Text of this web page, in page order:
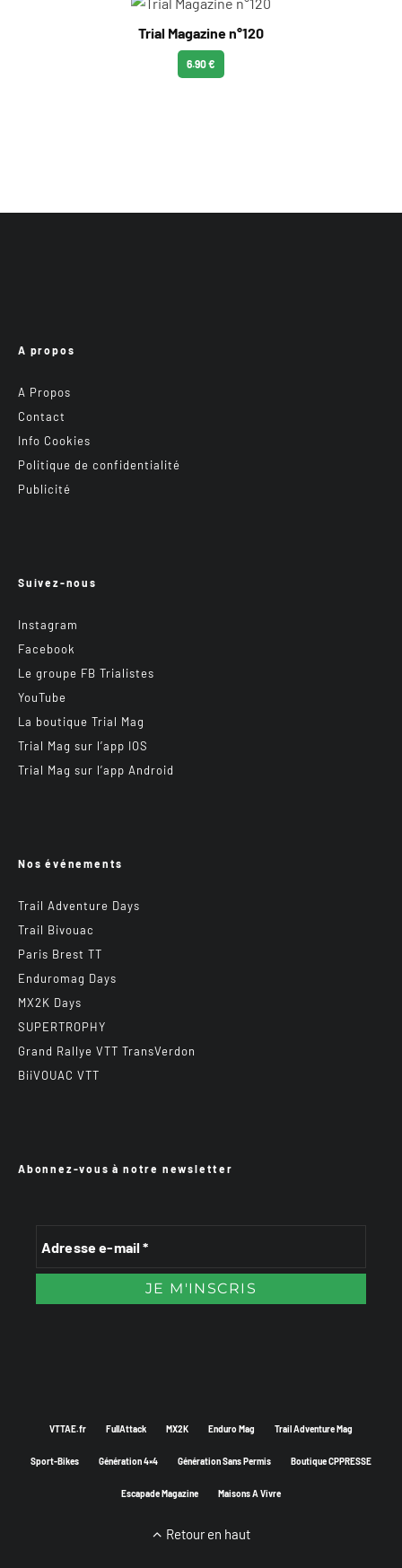
Trial Magazine n°120
6.90 €
A propos
A Propos
Contact
Info Cookies
Politique de confidentialité
Publicité
Suivez-nous
Instagram
Facebook
Le groupe FB Trialistes
YouTube
La boutique Trial Mag
Trial Mag sur l’app IOS
Trial Mag sur l’app Android
Nos événements
Trail Adventure Days
Trail Bivouac
Paris Brest TT
Enduromag Days
MX2K Days
SUPERTROPHY
Grand Rallye VTT TransVerdon
BiiVOUAC VTT
Abonnez-vous à notre newsletter
VTTAE.fr FullAttack MX2K Enduro Mag Trail Adventure Mag
Sport-Bikes Génération 4×4 Génération Sans Permis Boutique CPPRESSE
Escapade Magazine Maisons A Vivre
Retour en haut